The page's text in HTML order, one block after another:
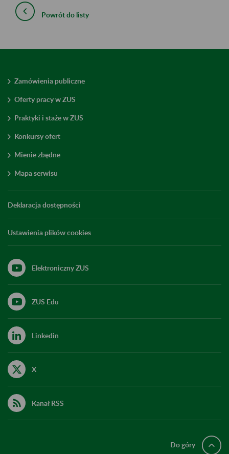
Powrót do listy
Zamówienia publiczne
Oferty pracy w ZUS
Praktyki i staże w ZUS
Konkursy ofert
Mienie zbędne
Mapa serwisu
Deklaracja dostępności
Ustawienia plików cookies
Elektroniczny ZUS
ZUS Edu
Linkedin
X
Kanał RSS
Do góry